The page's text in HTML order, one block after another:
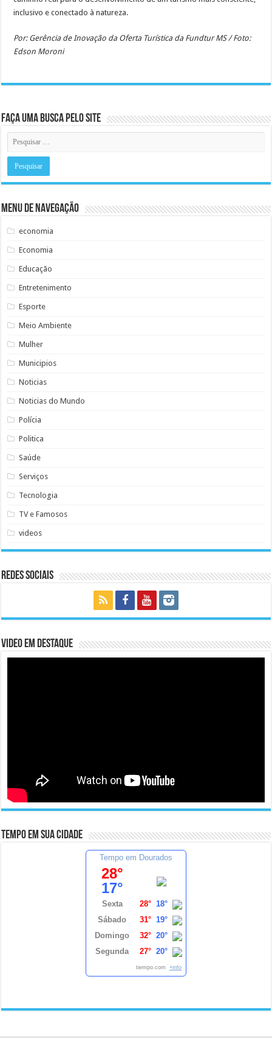
inclusivo e conectado à natureza.
Por: Gerência de Inovação da Oferta Turística da Fundtur MS / Foto:
Edson Moroni
Faça uma busca pelo Site
Menu de Navegação
economia
Economia
Educação
Entretenimento
Esporte
Meio Ambiente
Mulher
Municipios
Noticias
Noticias do Mundo
Polícia
Politica
Saúde
Serviços
Tecnologia
TV e Famosos
videos
Redes Sociais
Video em Destaque
Tempo em sua cidade
Tempo em Dourados
28°
17°
Sexta 28° 18°
Sábado
31° 19°
Domingo
32° 20°
Segunda
27° 20°
tiempo.com +info